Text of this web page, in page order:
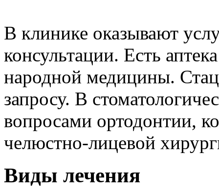
В клинике оказывают
консультации. Есть
народной медицины.
запросу. В
вопросами ортодонтии,
челюстно-лицевой
Виды лечения